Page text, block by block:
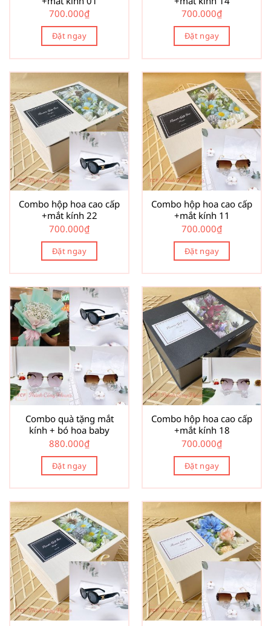
700.000₫
Đặt ngay
700.000₫
Đặt ngay
Combo hộp hoa cao cấp
+mắt kính 22
700.000₫
Đặt ngay
Combo hộp hoa cao cấp
+mắt kính 11
700.000₫
Đặt ngay
Combo quà tặng mắt
kính + bó hoa baby
880.000₫
Đặt ngay
Combo hộp hoa cao cấp
+mắt kính 18
700.000₫
Đặt ngay